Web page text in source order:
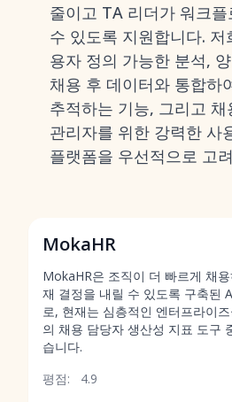
줄이고 TA 리더가 워크
수 있도록 지원합니다.
용자 정의 가능한 분석,
채용 후 데이터와 통합하
추적하는 기능, 그리고
관리자를 위한 강력한 사
플랫폼을 우선적으로 고
MokaHR
MokaHR은 조직이 더 빠르게 채
재 결정을 내릴 수 있도록 구축된
로, 현재는 심층적인 엔터프라이
의 채용 담당자 생산성 지표 도구
습니다.
평점:
4.9